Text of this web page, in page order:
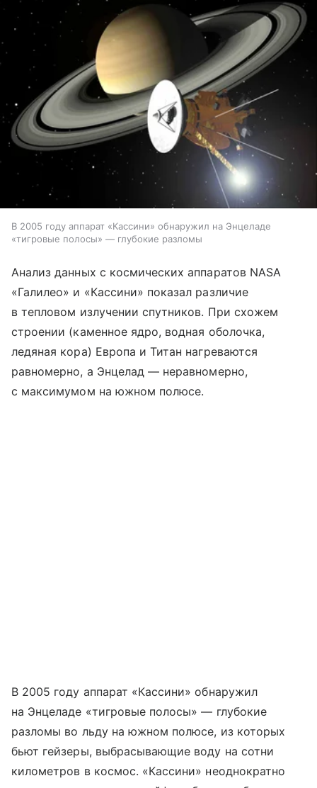
В 2005 году аппарат «Кассини» обнаружил на Энцеладе
«тигровые полосы» — глубокие разломы
Анализ данных с космических аппаратов NASA
«Галилео» и «Кассини» показал различие
в тепловом излучении спутников. При схожем
строении (каменное ядро, водная оболочка,
ледяная кора) Европа и Титан нагреваются
равномерно, а Энцелад — неравномерно,
с максимумом на южном полюсе.
В 2005 году аппарат «Кассини» обнаружил
на Энцеладе «тигровые полосы» — глубокие
разломы во льду на южном полюсе, из которых
бьют гейзеры, выбрасывающие воду на сотни
километров в космос. «Кассини» неоднократно